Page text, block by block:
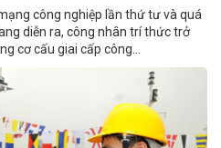
công nghiệp lần thứ tư và quá
diễn ra, công nhân trí thức trở
cơ cấu giai cấp công...